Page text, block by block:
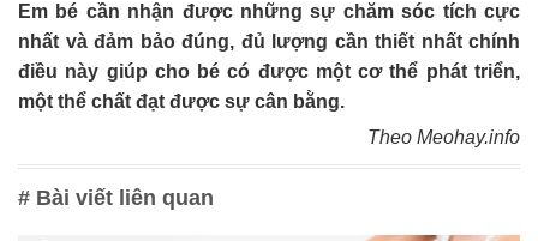
Em bé cần nhận được những sự chăm sóc tích cực
nhất và đảm bảo đúng, đủ lượng cần thiết nhất chính
điều này giúp cho bé có được một cơ thể phát triển,
một thể chất đạt được sự cân bằng.
Theo Meohay.info
# Bài viết liên quan